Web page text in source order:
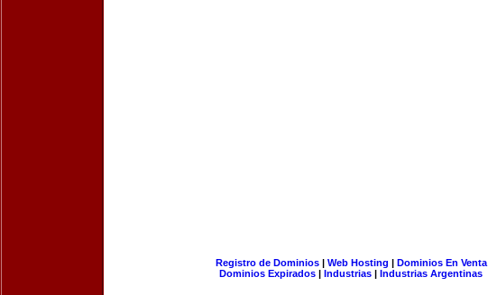
Registro de Dominios| Web Hosting | Dominios En Venta
Dominios Expirados | Industrias | Industrias Argentinas